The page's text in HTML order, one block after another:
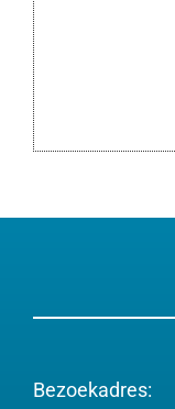
Bezoekadres: